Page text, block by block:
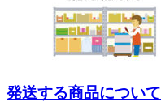
発送する商品について